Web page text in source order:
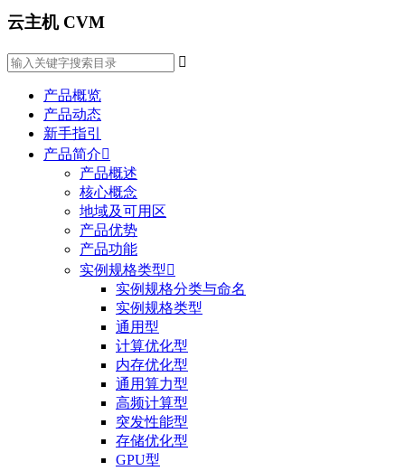
云主机 CVM

产品概览
产品动态
新手指引
产品简介
产品概述
核心概念
地域及可用区
产品优势
产品功能
实例规格类型
实例规格分类与命名
实例规格类型
通用型
计算优化型
内存优化型
通用算力型
高频计算型
突发性能型
存储优化型
GPU型